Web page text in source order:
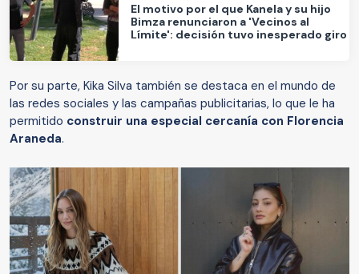
El motivo por el que Kanela y su hijo
Bimza renunciaron a 'Vecinos al
Límite': decisión tuvo inesperado giro
Por su parte, Kika Silva también se destaca en el mundo de
las redes sociales y las campañas publicitarias, lo que le ha
permitido construir una especial cercanía con Florencia
Araneda.